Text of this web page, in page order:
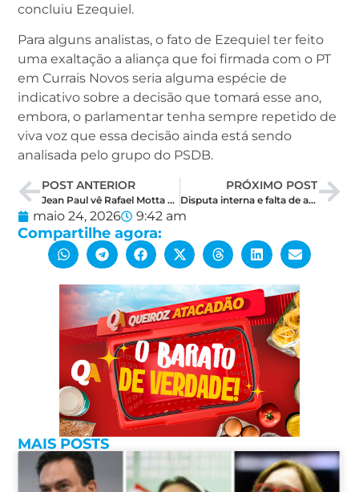
concluiu Ezequiel.
Para alguns analistas, o fato de Ezequiel ter feito
uma exaltação a aliança que foi firmada com o PT
em Currais Novos seria alguma espécie de
indicativo sobre a decisão que tomará esse ano,
embora, o parlamentar tenha sempre repetido de
viva voz que essa decisão ainda está sendo
analisada pelo grupo do PSDB.
POST ANTERIOR
Jean Paul vê Rafael Motta como nome mais competitivo da esquerda ao Senado
PRÓXIMO POST
Disputa interna e falta de articulação ameaça mandatos de deputados da federação União Brasil/PP
maio 24, 2026 9:42 am
Compartilhe agora:
MAIS POSTS